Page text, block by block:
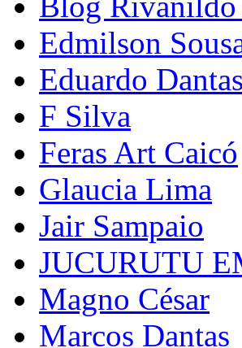
Edmilson
Eduardo Dantas
F Silva
Feras Art Caicó
Glaucia Lima
Jair Sampaio
JUCURUTU
Magno César
Marcos Dantas